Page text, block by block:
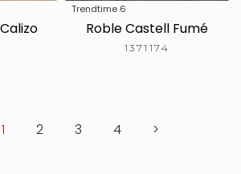
Trendtime 6
Roble Castell Fumé
1371174
1 2 3 4 >